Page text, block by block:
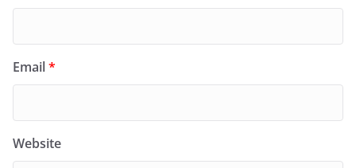
Email*
Website